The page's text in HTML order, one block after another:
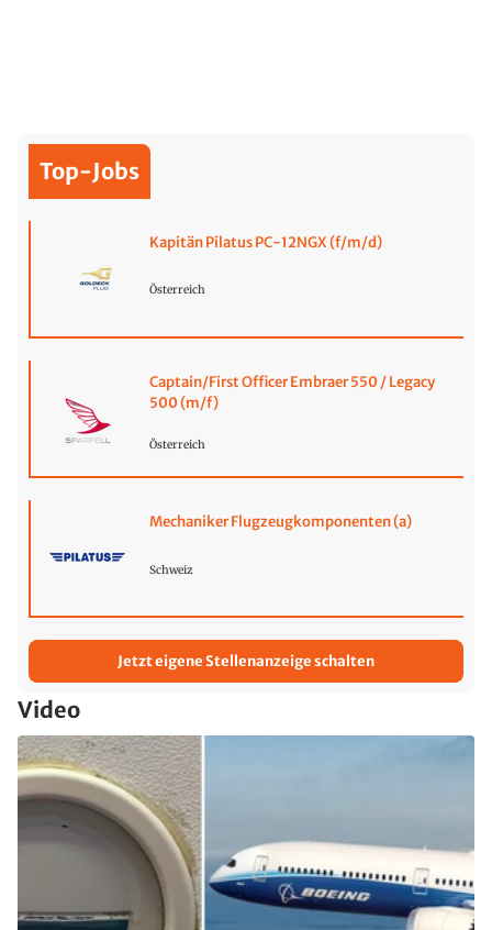
Top-Jobs
Kapitän Pilatus PC-12NGX (f/m/d)
Österreich
Captain/First Officer Embraer 550 / Legacy
500 (m/f)
Österreich
Mechaniker Flugzeugkomponenten (a)
Schweiz
Jetzt eigene Stellenanzeige schalten
Video